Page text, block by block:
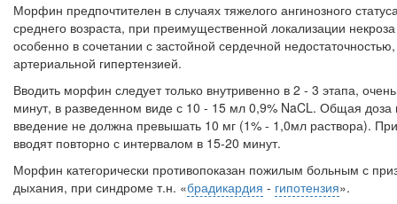
Морфин предпочтителен в случаях тяжелого ангинозного
среднего возраста, при преимущественной локали­зации
особенно в сочетании с застойной сер­дечной
артериальной гипертензией.
Вводить морфин следует только внутривенно в 2 - 3 этапа,
минут, в разведенном виде с 10 - 15 мл 0,9% NaCL. Общая
введение не должна превышать 10 мг (1% - 1,0мл раствора).
вводят повторно с интервалом в 15-20 минут.
Морфин категорически противопоказан пожилым больным с
дыхания, при синдроме т.н. «брадикардия - гипотензия».